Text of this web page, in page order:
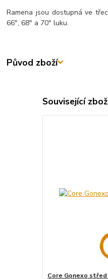
Ramena jsou dostupná ve
66", 68" a 70" luku.
Původ zboží
Související
Core Gonexo střed